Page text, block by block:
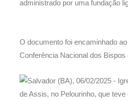
administrado por uma fundação
O documento foi encaminhado
Conferência Nacional dos Bispos